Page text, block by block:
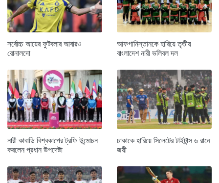
সর্বোচ্চ আয়ের ফুটবলার আবারও
রোনালদো
আফগানিস্তানকে হারিয়ে তৃতীয়
বাংলাদেশ নারী ভলিবল দল
নারী কাবাডি বিশ্বকাপের ট্রফি উন্মোচন
করলেন প্রধান উপদেষ্টা
ঢাকাকে হারিয়ে সিলেটের টাইটান্স ৬ রানে
জয়ী